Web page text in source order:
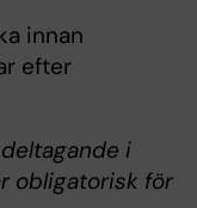
innan
efter
i
obligatorisk för